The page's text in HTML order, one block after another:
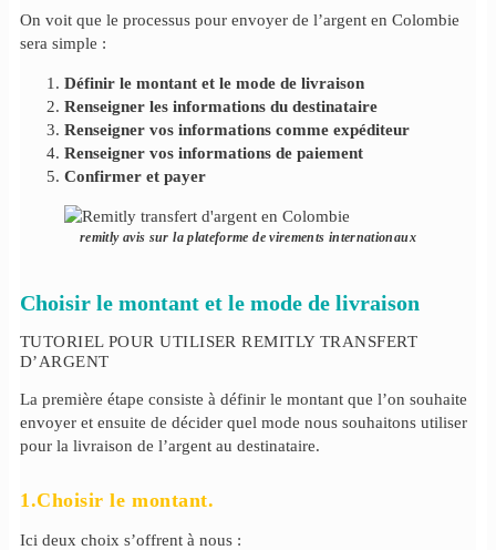
On voit que le processus pour envoyer de l’argent en Colombie
sera simple :
Définir le montant et le mode de livraison
Renseigner les informations du destinataire
Renseigner vos informations comme expéditeur
Renseigner vos informations de paiement
Confirmer et payer
remitly avis sur la plateforme de virements internationaux
Choisir le montant et le mode de livraison
TUTORIEL POUR UTILISER REMITLY TRANSFERT
D’ARGENT
La première étape consiste à définir le montant que l’on souhaite
envoyer et ensuite de décider quel mode nous souhaitons utiliser
pour la livraison de l’argent au destinataire.
1.Choisir le montant.
Ici deux choix s’offrent à nous :